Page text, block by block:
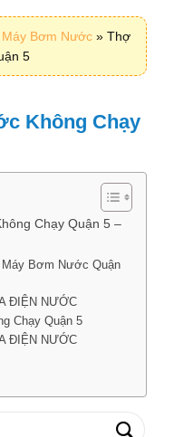
Bơm Nước » Thợ
5
Không Chạy
Chạy Quận 5 –
Máy Bơm Nước Quận
ĐIỆN NƯỚC
Chạy Quận 5
ĐIỆN NƯỚC